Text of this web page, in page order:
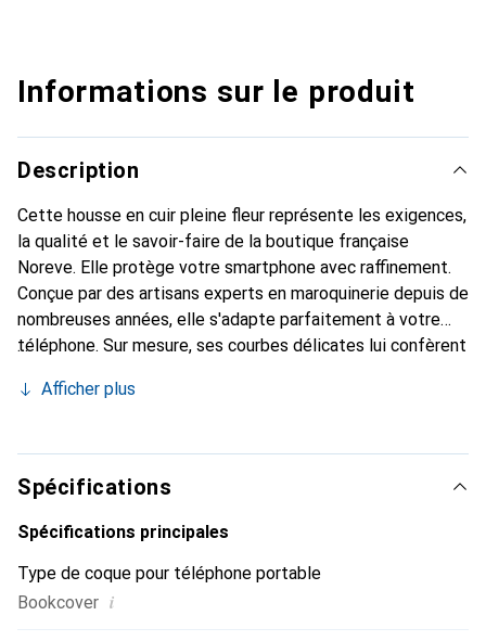
Informations sur le produit
Description
Cette housse en cuir pleine fleur représente les exigences,
la qualité et le savoir-faire de la boutique française
Noreve. Elle protège votre smartphone avec raffinement.
Conçue par des artisans experts en maroquinerie depuis de
nombreuses années, elle s'adapte parfaitement à votre
téléphone. Sur mesure, ses courbes délicates lui confèrent
élégant et essentiel de votre smartphone. Reconnaître
marque Noreve est un choix sûr pour une clientèle
exigeante.
Afficher plus
Spécifications
Spécifications principales
Type de coque pour téléphone portable
Bookcover i